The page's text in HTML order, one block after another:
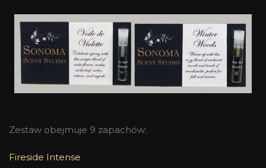
Zestaw obejmuje 9 zapachów:
Fireside Intense